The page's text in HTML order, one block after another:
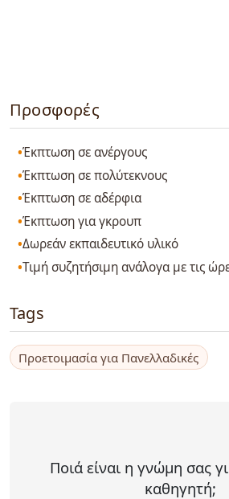
Προσφορές
Έκπτωση σε ανέργους
Έκπτωση σε πολύτεκνους
Έκπτωση σε αδέρφια
Έκπτωση για γκρουπ
Δωρεάν εκπαιδευτικό υλικό
Τιμή συζητήσιμη ανάλογα με τις
Tags
Προετοιμασία για Πανελλαδικές
Ποιά είναι η γνώμη σας
καθηγητή;